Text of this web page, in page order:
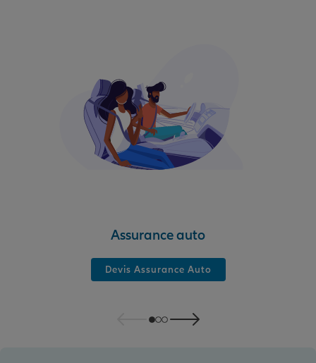
Assurance auto
Devis Assurance Auto